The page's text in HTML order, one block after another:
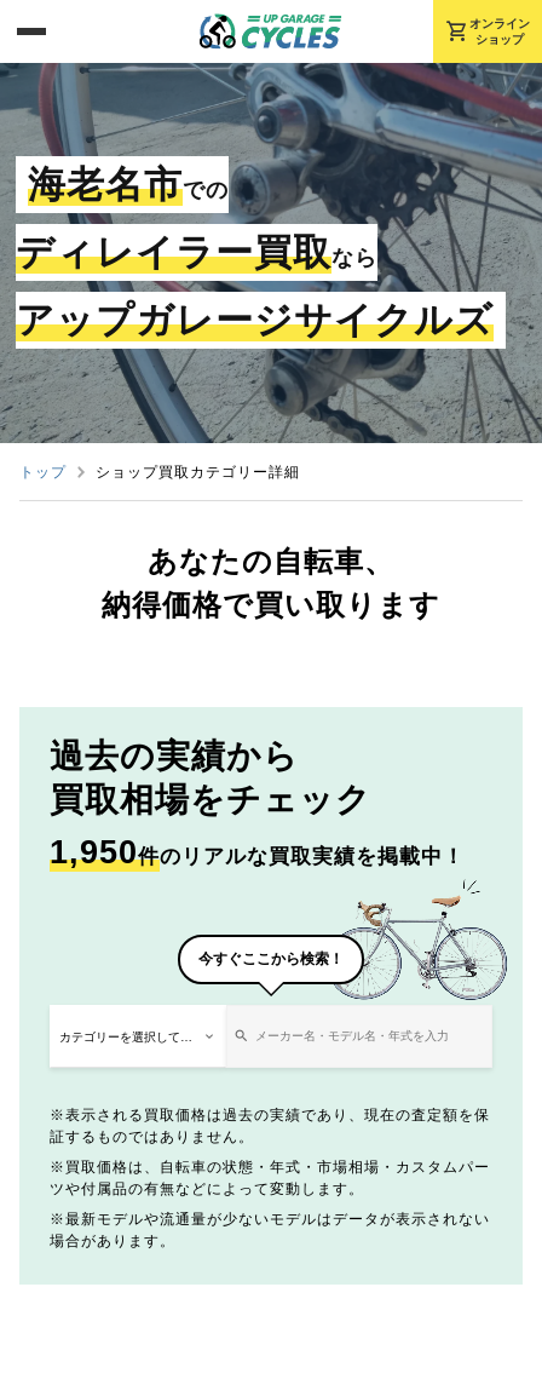
shopping_cart オンライン
ショップ
海老名市での
ディレイラー買取なら
アップガレージサイクルズ
トップ ショップ買取カテゴリー詳細
あなたの自転車、
納得価格で買い取ります
過去の実績から
買取相場をチェック
1,950件のリアルな買取実績を掲載中！
今すぐここから検索！
表示される買取価格は過去の実績であり、現在の査定額を保
証するものではありません。
買取価格は、自転車の状態・年式・市場相場・カスタムパー
ツや付属品の有無などによって変動します。
最新モデルや流通量が少ないモデルはデータが表示されない
場合があります。